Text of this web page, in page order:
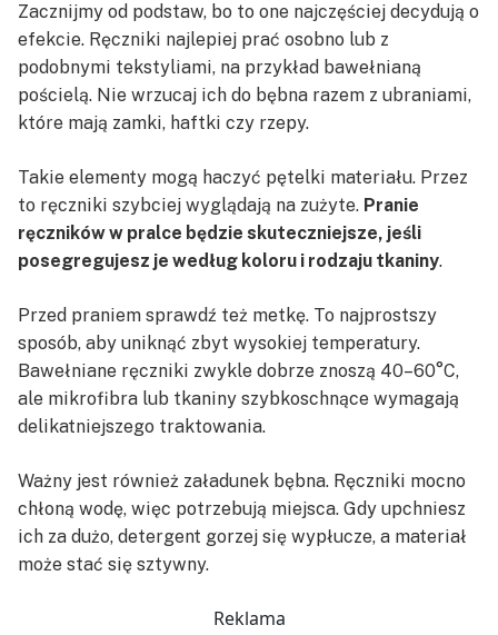
Zacznijmy od podstaw, bo to one najczęściej decydują o
efekcie. Ręczniki najlepiej prać osobno lub z
podobnymi tekstyliami, na przykład bawełnianą
pościelą. Nie wrzucaj ich do bębna razem z ubraniami,
które mają zamki, haftki czy rzepy.
Takie elementy mogą haczyć pętelki materiału. Przez
to ręczniki szybciej wyglądają na zużyte. Pranie
ręczników w pralce będzie skuteczniejsze, jeśli
posegregujesz je według koloru i rodzaju tkaniny.
Przed praniem sprawdź też metkę. To najprostszy
sposób, aby uniknąć zbyt wysokiej temperatury.
Bawełniane ręczniki zwykle dobrze znoszą 40–60°C,
ale mikrofibra lub tkaniny szybkoschnące wymagają
delikatniejszego traktowania.
Ważny jest również załadunek bębna. Ręczniki mocno
chłoną wodę, więc potrzebują miejsca. Gdy upchniesz
ich za dużo, detergent gorzej się wypłucze, a materiał
może stać się sztywny.
Reklama